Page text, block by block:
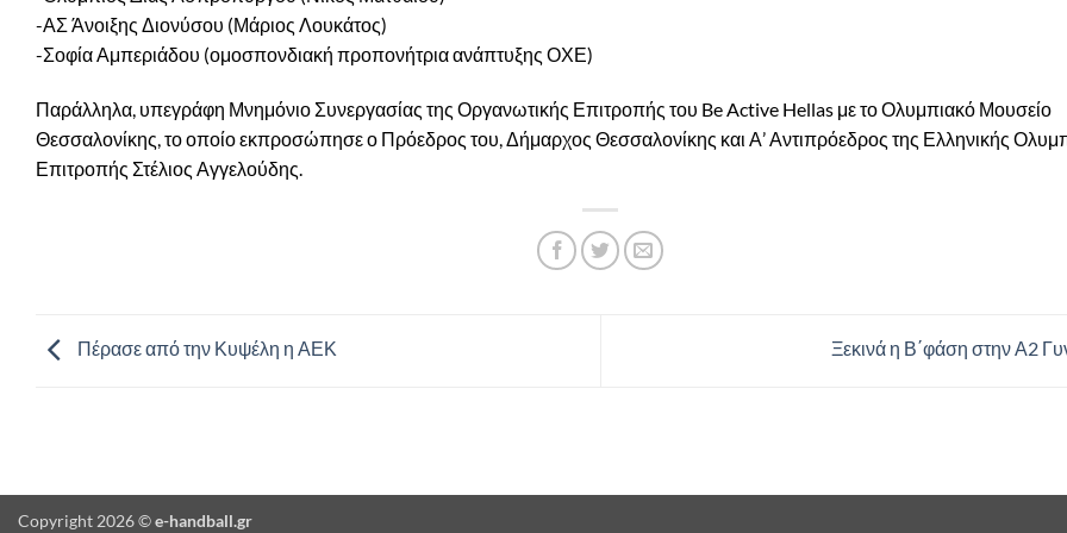
-ΑΣ Άνοιξης Διονύσου (Μάριος Λουκάτος)
-Σοφία Αμπεριάδου (ομοσπονδιακή προπονήτρια ανάπτυξης ΟΧΕ)
Παράλληλα, υπεγράφη Μνημόνιο Συνεργασίας της Οργανωτικής Επιτροπής του Be Active Hellas με το Ολυμπιακό Μουσείο
Θεσσαλονίκης, το οποίο εκπροσώπησε ο Πρόεδρος του, Δήμαρχος Θεσσαλονίκης και Α’ Αντιπρόεδρος της Ελληνικής
Επιτροπής Στέλιος Αγγελούδης.
Πέρασε από την Κυψέλη η ΑΕΚ Ξεκινά η Β΄φάση στην Α2
Copyright 2026 ©e-handball.gr